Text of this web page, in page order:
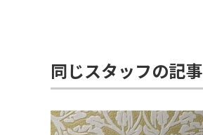
同じスタッフの記事